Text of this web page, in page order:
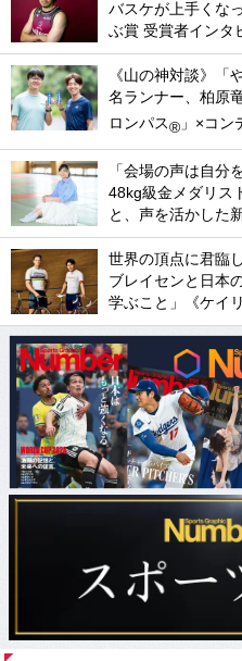
バスケが上手くな
ぶ賞 受賞者インタ
《山の神対談》「
名ランナー、柏原
ロンパス® 」×コン
「会場の声は自分
48kg級金メダリス
と、声を活かした
世界の頂点に君臨
ブレイセンと日本
学ぶこと」《ケイ